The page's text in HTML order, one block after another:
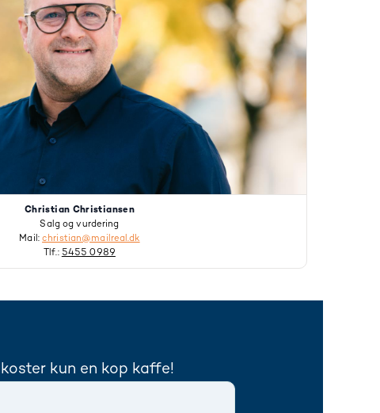
Christian Christiansen
Salg og vurdering
Mail:christian@mailreal.dk
Tlf.: 5455 0989
kun en kop kaffe!